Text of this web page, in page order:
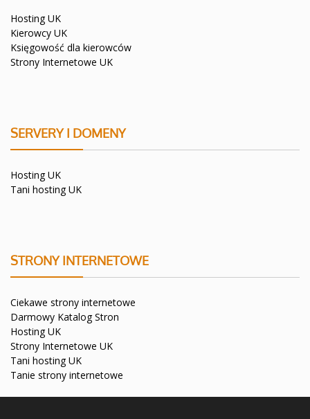
Hosting UK
Kierowcy UK
Księgowość dla kierowców
Strony Internetowe UK
SERVERY I DOMENY
Hosting UK
Tani hosting UK
STRONY INTERNETOWE
Ciekawe strony internetowe
Darmowy Katalog Stron
Hosting UK
Strony Internetowe UK
Tani hosting UK
Tanie strony internetowe